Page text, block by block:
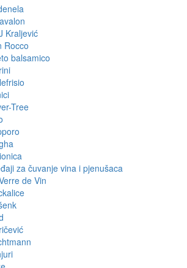
Kraljević
Rocco
balsamico
Tree
za čuvanje vina i pjenušaca
de Vin